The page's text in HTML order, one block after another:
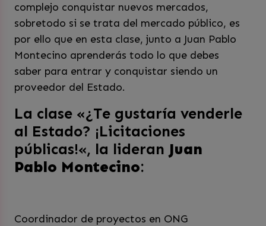
complejo conquistar nuevos mercados,
sobretodo si se trata del mercado público, es
por ello que en esta clase, junto a Juan Pablo
Montecino aprenderás todo lo que debes
saber para entrar y conquistar siendo un
proveedor del Estado.
La clase «¿Te gustaría venderle
al Estado? ¡Licitaciones
públicas!«, la lideran Juan
Pablo Montecino:
Coordinador de proyectos en ONG